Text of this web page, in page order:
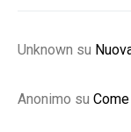
Unknown su
Anonimo su